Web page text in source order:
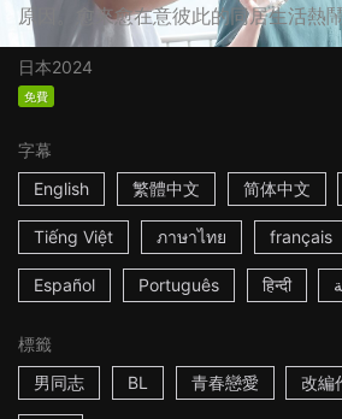
原因。愈來愈在意彼此的同居生活熱
日本2024
免費
字幕
English
繁體中文 简体中文
Tiếng Việt ภาษาไทย français
Español Português हिन्दी
標籤
男同志
BL 青春戀愛 改編